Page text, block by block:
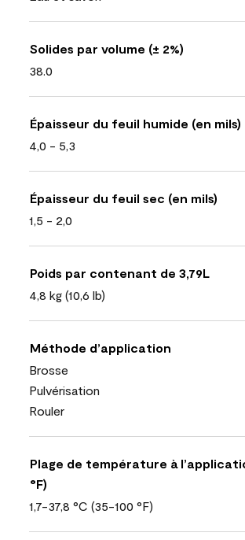
Solides par volume (± 2%)
38.0
Épaisseur du feuil humide (en mils)
4,0 - 5,3
Épaisseur du feuil sec (en mils)
1,5 - 2,0
Poids par contenant de 3,79L
4,8 kg (10,6 lb)
Méthode d’application
Brosse
Pulvérisation
Rouler
Plage de température à
°F)
1,7-37,8 °C (35-100 °F)